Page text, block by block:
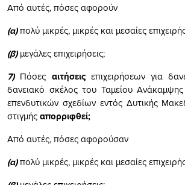
Από αυτές, πόσες αφορούν
(α)πολύ μικρές, μικρές και μεσαίες
(β)μεγάλες επιχειρήσεις;
7)Πόσες αιτήσειςεπιχειρήσεων για
δανειακό σκέλος του Ταμείου
επενδυτικών σχεδίων εντός Δυτικής
στιγμήςαπορριφθεί;
Από αυτές, πόσες αφορούσαν
(α)πολύ μικρές, μικρές και μεσαίες